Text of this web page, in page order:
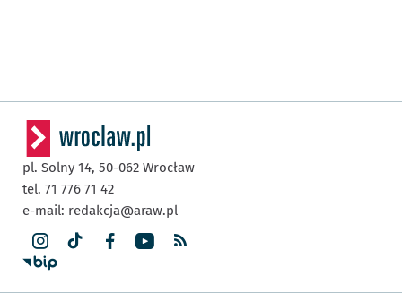
pl. Solny 14, 50-062 Wrocław
tel. 71 776 71 42
e-mail: redakcja@araw.pl